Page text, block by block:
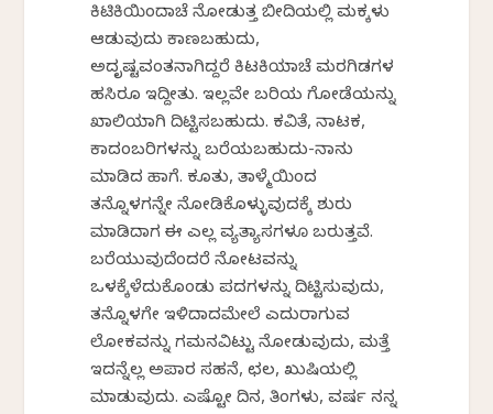
ಕಿಟಿಕಿಯಿಂದಾಚೆ ನೋಡುತ್ತ ಬೀದಿಯಲ್ಲಿ ಮಕ್ಕಳು
ಆಡುವುದು ಕಾಣಬಹುದು,
ಅದೃಷ್ಟವಂತನಾಗಿದ್ದರೆ ಕಿಟಕಿಯಾಚೆ ಮರಗಿಡಗಳ
ಹಸಿರೂ ಇದ್ದೀತು. ಇಲ್ಲವೇ ಬರಿಯ ಗೋಡೆಯನ್ನು
ಖಾಲಿಯಾಗಿ ದಿಟ್ಟಿಸಬಹುದು. ಕವಿತೆ, ನಾಟಕ,
ಕಾದಂಬರಿಗಳನ್ನು ಬರೆಯಬಹುದು-ನಾನು
ಮಾಡಿದ ಹಾಗೆ. ಕೂತು, ತಾಳ್ಮೆಯಿಂದ
ತನ್ನೊಳಗನ್ನೇ ನೋಡಿಕೊಳ್ಳುವುದಕ್ಕೆ ಶುರು
ಮಾಡಿದಾಗ ಈ ಎಲ್ಲ ವ್ಯತ್ಯಾಸಗಳೂ ಬರುತ್ತವೆ.
ಬರೆಯುವುದೆಂದರೆ ನೋಟವನ್ನು
ಒಳಕ್ಕೆಳೆದುಕೊಂಡು ಪದಗಳನ್ನು ದಿಟ್ಟಿಸುವುದು,
ತನ್ನೊಳಗೇ ಇಳಿದಾದಮೇಲೆ ಎದುರಾಗುವ
ಲೋಕವನ್ನು ಗಮನವಿಟ್ಟು ನೋಡುವುದು, ಮತ್ತೆ
ಇದನ್ನೆಲ್ಲ ಅಪಾರ ಸಹನೆ, ಛಲ, ಖುಷಿಯಲ್ಲಿ
ಮಾಡುವುದು. ಎಷ್ಟೋ ದಿನ, ತಿಂಗಳು, ವರ್ಷ ನನ್ನ